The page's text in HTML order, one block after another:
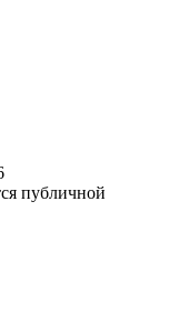
публичной